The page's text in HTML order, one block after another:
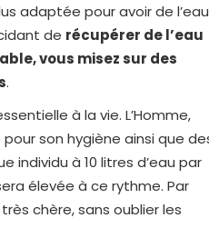
adaptée pour avoir de l’eau
de récupérer de l’eau
vous misez sur des
.
à la vie. L’Homme,
son hygiène ainsi que
individu à 10 litres d’eau par
élevée à ce rythme. Par
chère, sans oublier les